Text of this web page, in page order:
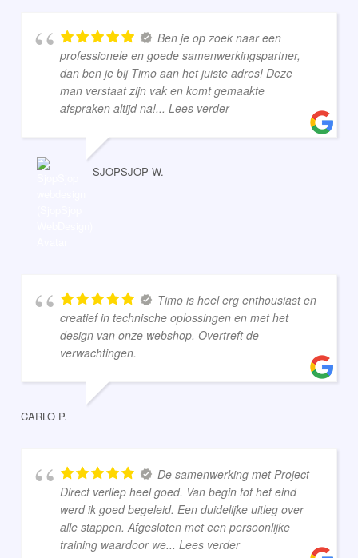
Ben je op zoek naar een
professionele en goede samenwerkingspartner,
dan ben je bij Timo aan het juiste adres! Deze
man verstaat zijn vak en komt gemaakte
afspraken altijd na!... Lees verder
SJOPSJOP W.
Timo is heel erg enthousiast en
creatief in technische oplossingen en met het
design van onze webshop. Overtreft de
verwachtingen.
CARLO P.
De samenwerking met Project
Direct verliep heel goed. Van begin tot het eind
werd ik goed begeleid. Een duidelijke uitleg over
alle stappen. Afgesloten met een persoonlijke
training waardoor we... Lees verder